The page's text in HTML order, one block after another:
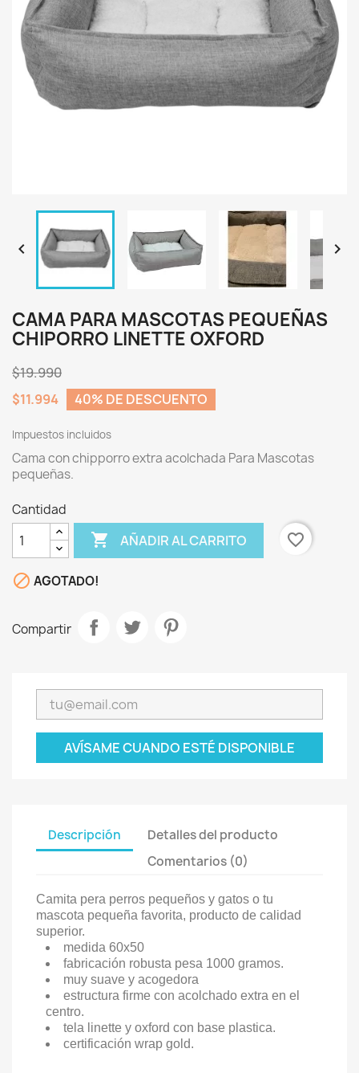
 
CAMA PARA MASCOTAS PEQUEÑAS
CHIPORRO LINETTE OXFORD
$19.990
$11.994
40% DE DESCUENTO
Impuestos incluidos
Cama con chipporro extra acolchada Para Mascotas
pequeñas.
Cantidad
 AÑADIR AL CARRITO favorite_border
 AGOTADO!
Compartir
AVÍSAME CUANDO ESTÉ DISPONIBLE
Descripción
Detalles del producto
Comentarios (0)
Camita pera perros pequeños y gatos o tu
mascota pequeña favorita, producto de calidad
superior.
medida 60x50
fabricación robusta pesa 1000 gramos.
muy suave y acogedora
estructura firme con acolchado extra en el
centro.
tela linette y oxford con base plastica.
certificación wrap gold.